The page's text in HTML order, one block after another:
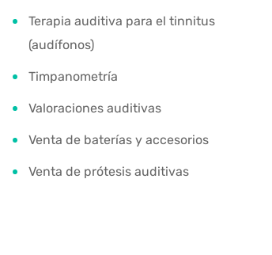
Terapia auditiva para el tinnitus
(audífonos)
Timpanometría
Valoraciones auditivas
Venta de baterías y accesorios
Venta de prótesis auditivas